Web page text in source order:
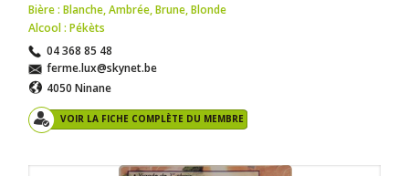
Bière : Blanche,Ambrée,Brune,Blonde
Alcool : Pékèts
04 368 85 48
ferme.lux@skynet.be
4050 Ninane
VOIR LA FICHE COMPLÈTE DU MEMBRE